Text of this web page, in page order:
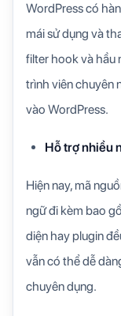
WordPress có
mái sử dụng và
filter hook và hầu
trình viên chuyên
vào WordPress.
Hỗ trợ nhiều
Hiện nay, mã
ngữ đi kèm bao
diện hay plugin
vẫn có thể dễ
chuyên dụng.